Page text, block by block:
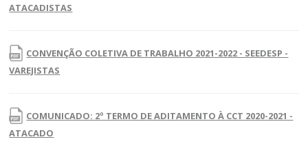
ATACADISTAS
CONVENÇÃO COLETIVA DE TRABALHO 2021-2022 - SEEDESP -
VAREJISTAS
COMUNICADO: 2º TERMO DE ADITAMENTO À CCT 2020-2021 -
ATACADO